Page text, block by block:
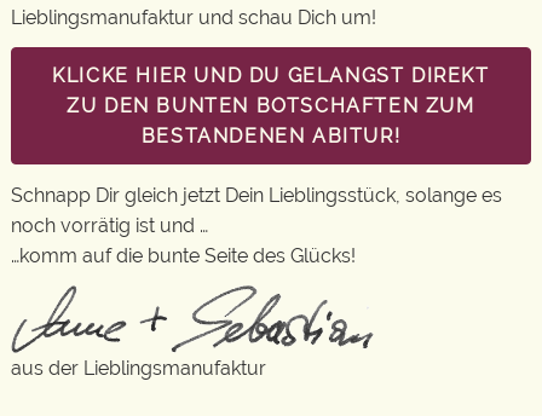
Lieblingsmanufaktur und schau Dich um!
KLICKE HIER UND DU GELANGST DIREKT
ZU DEN BUNTEN BOTSCHAFTEN ZUM
BESTANDENEN ABITUR!
Schnapp Dir gleich jetzt Dein Lieblingsstück, solange es
noch vorrätig ist und …
…komm auf die bunte Seite des Glücks!
aus der Lieblingsmanufaktur